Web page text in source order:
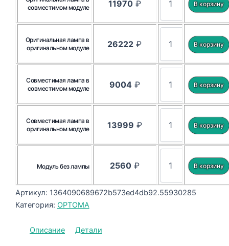
совместимом модуле
11970₽
Оригинальная лампа в
оригинальном модуле
26222 ₽
Совместимая лампа в
совместимом модуле
9004₽
Совместимая лампа в
оригинальном модуле
13999 ₽
Модуль без лампы 2560₽
Артикул: 1364090689672b573ed4db92.55930285
Категория: OPTOMA
Описание Детали